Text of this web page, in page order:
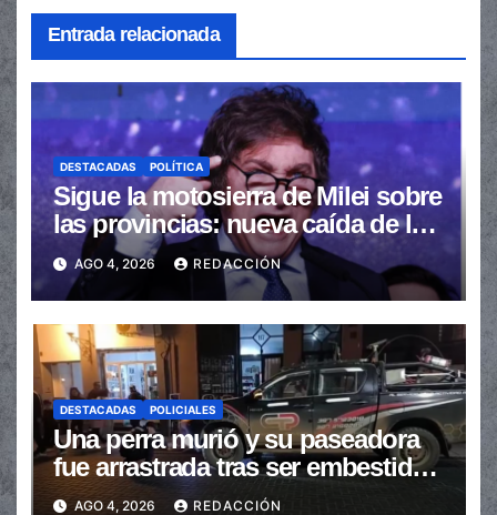
Entrada relacionada
DESTACADAS POLÍTICA
Sigue la motosierra de Milei sobre
las provincias: nueva caída de las
transferencias no automáticas
AGO 4, 2026 REDACCIÓN
DESTACADAS POLICIALES
Una perra murió y su paseadora
fue arrastrada tras ser embestidas
en la senda peatonal
AGO 4, 2026 REDACCIÓN